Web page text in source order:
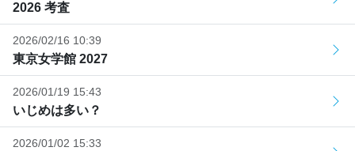
2026 考査
2026/02/16 10:39
東京女学館 2027
2026/01/19 15:43
いじめは多い？
2026/01/02 15:33